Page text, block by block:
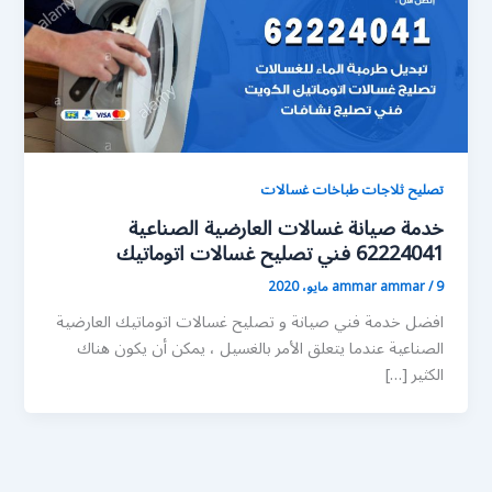
تصليح ثلاجات طباخات غسالات
خدمة صيانة غسالات العارضية الصناعية
62224041 فني تصليح غسالات اتوماتيك
ammar ammar/9 مايو، 2020
افضل خدمة فني صيانة و تصليح غسالات اتوماتيك العارضية
الصناعية عندما يتعلق الأمر بالغسيل ، يمكن أن يكون هناك
الكثير […]